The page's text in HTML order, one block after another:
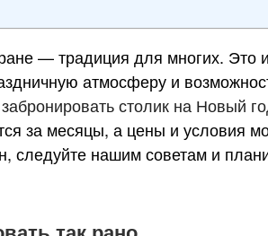
— традиция для многих. Это
атмосферу и
забронировать столик на Новый
за месяцы, а цены и условия
следуйте нашим советам и